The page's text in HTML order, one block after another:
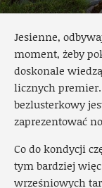
Jesienne,
moment, żeby
doskonale
licznych
bezlusterkowy
zaprezentować
Co do kondycji
tym bardziej
wrześniowych